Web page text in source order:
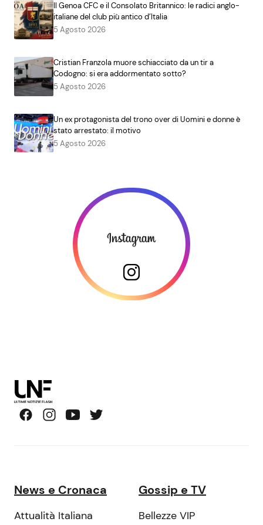
Il Genoa CFC e il Consolato Britannico: le radici anglo-
italiane del club più antico d’Italia
5 Agosto 2026
Cristian Franzola muore schiacciato da un tir a
Codogno: si era addormentato sotto?
5 Agosto 2026
Un ex protagonista del trono over di Uomini e donne è
stato arrestato: il motivo
5 Agosto 2026
News e Cronaca
Attualità Italiana
Gossip e TV
Bellezze VIP